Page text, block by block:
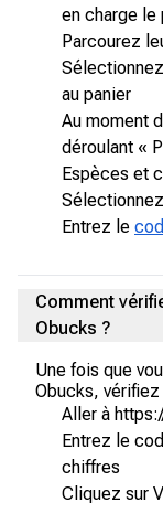
en charge le
Parcourez
au panier
Au moment
déroulant «
Espèces et
Entrez le
Comment
Obucks ?
Une fois que
Obucks,
Aller à
Entrez le
chiffres
Cliquez sur